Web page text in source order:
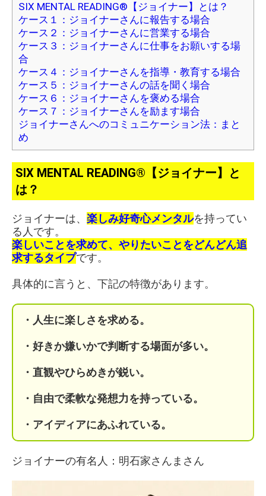
SIX MENTAL READING®【ジョイナー】とは？
ケース１：ジョイナーさんに報告する場合
ケース２：ジョイナーさんに営業する場合
ケース３：ジョイナーさんに仕事をお願いする場
合
ケース４：ジョイナーさんを指導・教育する場合
ケース５：ジョイナーさんの話を聞く場合
ケース６：ジョイナーさんを褒める場合
ケース７：ジョイナーさんを励ます場合
ジョイナーさんへのコミュニケーション法：まと
め
SIX MENTAL READING®【ジョイナー】と
は？
ジョイナーは、 楽しみ好奇心メンタルを持ってい
る人です。
楽しいことを求めて、やりたいことをどんどん追
求するタイプです。
具体的に言うと、下記の特徴があります。
・人生に楽しさを求める。
・好きか嫌いかで判断する場面が多い。
・直観やひらめきが鋭い。
・自由で柔軟な発想力を持っている。
・アイディアにあふれている。
ジョイナーの有名人：明石家さんまさん